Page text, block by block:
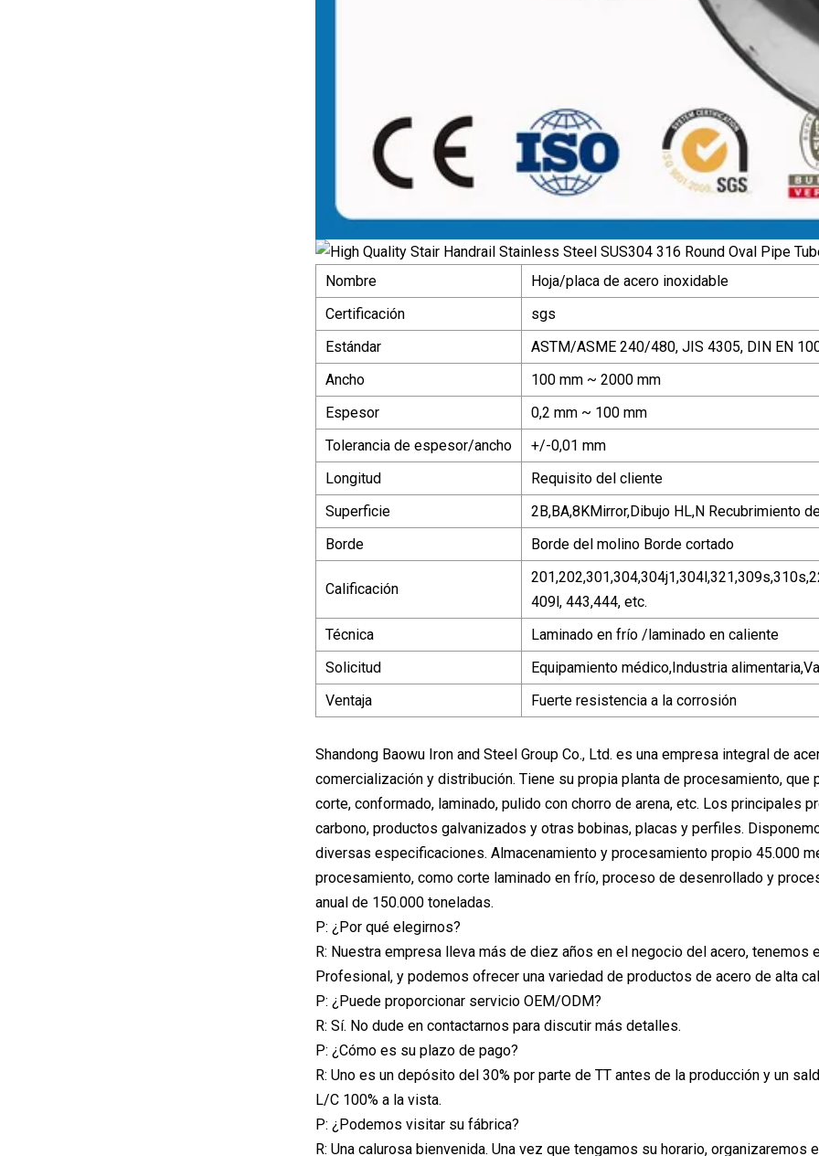
Nombre
Hoja/placa de acero inoxidable
Certificación
sgs
Estándar
ASTM/ASME 240/480, JIS 4305, DIN EN
Ancho
100 mm ~ 2000 mm
Espesor
0,2 mm ~ 100 mm
Tolerancia de espesor/ancho
+/-0,01 mm
Longitud
Requisito del cliente
Superficie
2B,BA,8KMirror,Dibujo HL,N Recubrimiento
Borde
Borde del molino Borde cortado
Calificación
409l, 443,444, etc.
Técnica
Laminado en frío /laminado en caliente
Solicitud
Equipamiento médico,Industria
Ventaja
Fuerte resistencia a la corrosión
Shandong Baowu Iron and Steel Group Co., Ltd. es una empresa integral de
comercialización y distribución. Tiene su propia planta de procesamiento,
corte, conformado, laminado, pulido con chorro de arena, etc. Los principales
carbono, productos galvanizados y otras bobinas, placas y perfiles.
diversas especificaciones. Almacenamiento y procesamiento propio 45.000
procesamiento, como corte laminado en frío, proceso de desenrollado y
anual de 150.000 toneladas.
P: ¿Por qué elegirnos?
R: Nuestra empresa lleva más de diez años en el negocio del acero, tenemos
Profesional, y podemos ofrecer una variedad de productos de acero de alta
P: ¿Puede proporcionar servicio OEM/ODM?
R: Sí. No dude en contactarnos para discutir más detalles.
P: ¿Cómo es su plazo de pago?
R: Uno es un depósito del 30% por parte de TT antes de la producción y un
L/C 100% a la vista.
P: ¿Podemos visitar su fábrica?
R: Una calurosa bienvenida. Una vez que tengamos su horario,